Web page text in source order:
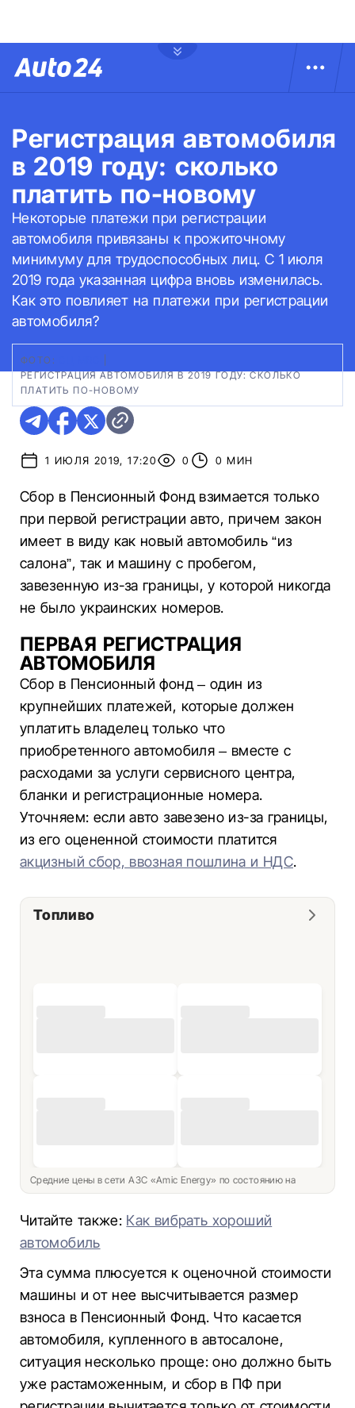
Регистрация автомобиля
в 2019 году: сколько
платить по-новому
Некоторые платежи при регистрации
автомобиля привязаны к прожиточному
минимуму для трудоспособных лиц. С 1 июля
2019 года указанная цифра вновь изменилась.
Как это повлияет на платежи при регистрации
автомобиля?
ФОТО:
РЕГИСТРАЦИЯ АВТОМОБИЛЯ В 2019 ГОДУ: СКОЛЬКО
ПЛАТИТЬ ПО-НОВОМУ
1 ИЮЛЯ 2019, 17:20 0 0 МИН
Сбор в Пенсионный Фонд взимается только
при первой регистрации авто, причем закон
имеет в виду как новый автомобиль “из
салона”, так и машину с пробегом,
завезенную из-за границы, у которой никогда
не было украинских номеров.
ПЕРВАЯ РЕГИСТРАЦИЯ
АВТОМОБИЛЯ
Сбор в Пенсионный фонд – один из
крупнейших платежей, которые должен
уплатить владелец только что
приобретенного автомобиля – вместе с
расходами за услуги сервисного центра,
бланки и регистрационные номера.
Уточняем: если авто завезено из-за границы,
из его оцененной стоимости платится
акцизный сбор, ввозная пошлина и НДС.
Топливо
Средние цены в сети АЗС «Amic Energy» по состоянию на
Читайте также: Как вибрать хороший
автомобиль
Эта сумма плюсуется к оценочной стоимости
машины и от нее высчитывается размер
взноса в Пенсионный Фонд. Что касается
автомобиля, купленного в автосалоне,
ситуация несколько проще: оно должно быть
уже растаможенным, и сбор в ПФ при